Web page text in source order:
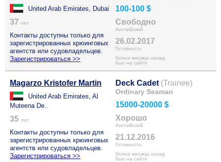
United Arab Emirates, Dubai
37 лет
Контакты доступны только для
зарегистрированных крюинговых
агентств или судовладельцев.
Зарегистрироваться >>
100-100 $
Свободно
Английский
26.02.2017
Готовность
более месяца назад
был на сайте
Magarzo Kristofer Martin
United Arab Emirates, Al
Muteena De..
35 лет
Контакты доступны только для
зарегистрированных крюинговых
агентств или судовладельцев.
Зарегистрироваться >>
Deck Cadet (Trainee)
Ordinary Seaman
15000-20000 $
Хорошо
Английский
21.12.2016
Готовность
более месяца назад
был на сайте